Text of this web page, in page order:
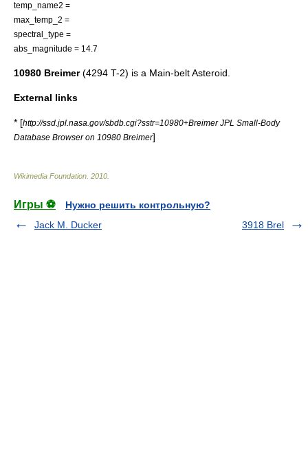
temp_name2 =
max_temp_2 =
spectral_type =
abs_magnitude = 14.7
10980 Breimer(4294 T-2) is a Main-belt Asteroid
External links
* [http://ssd.jpl.nasa.gov/sbdb.cgi?sstr=10980+Breimer JPL Small-Body
Database Browser on 10980 Breimer]
Wikimedia Foundation 2010
Игры ⚽
Нужно решить контрольную?
Jack M. Ducker
3918 Brel